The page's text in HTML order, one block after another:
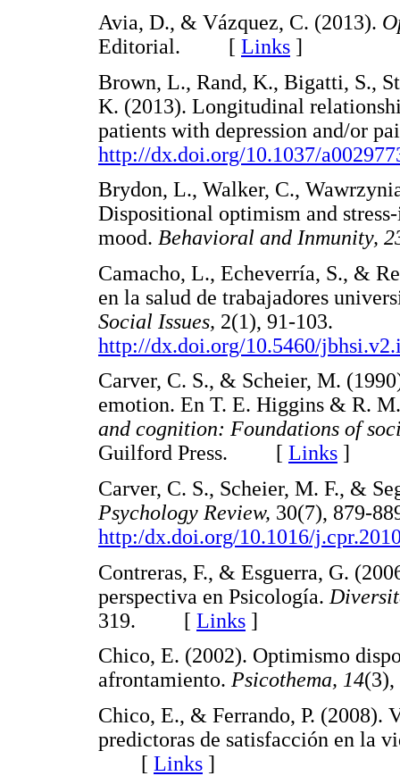
Avia, D., & Vázquez, C. (2013).
Editorial. [ Links ]
Brown, L., Rand, K., Bigatti, S.,
K. (2013). Longitudinal
patients with depression and/or
http://dx.doi.org/10.1037/
Brydon, L., Walker, C.,
Dispositional optimism and
mood. Behavioral and Inmunity,
Camacho, L., Echeverría, S., &
en la salud de trabajadores
Social Issues, 2(1), 91-103.
http://dx.doi.org/10.5460/
Carver, C. S., & Scheier, M.
emotion. En T. E. Higgins & R.
and cognition: Foundations of
Guilford Press. [ Links ]
Carver, C. S., Scheier, M. F., &
Psychology Review, 30(7), 879-
http:/dx.doi.org/10.1016/
Contreras, F., & Esguerra, G.
perspectiva en Psicología.
319. [ Links ]
Chico, E. (2002). Optimismo
afrontamiento. Psicothema, 14
Chico, E., & Ferrando, P. (2008).
predictoras de satisfacción en la
[ Links ]